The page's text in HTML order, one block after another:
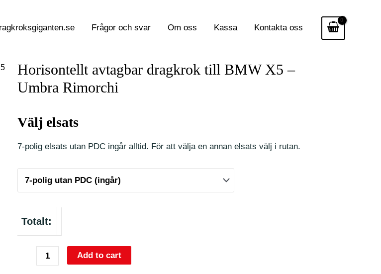
Frågor och svar Om oss Kassa Kontakta oss
Horisontellt avtagbar dragkrok till BMW X5 –
Umbra Rimorchi
Välj elsats
7-polig elsats utan PDC ingår alltid. För att välja en annan elsats välj i rutan.
Totalt:
Add to cart